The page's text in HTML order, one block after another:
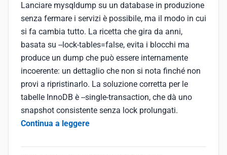
Lanciare mysqldump su un database in produzione
senza fermare i servizi è possibile, ma il modo in cui
si fa cambia tutto. La ricetta che gira da anni,
basata su --lock-tables=false, evita i blocchi ma
produce un dump che può essere internamente
incoerente: un dettaglio che non si nota finché non
provi a ripristinarlo. La soluzione corretta per le
tabelle InnoDB è --single-transaction, che dà uno
snapshot consistente senza lock prolungati.
Continua a leggere